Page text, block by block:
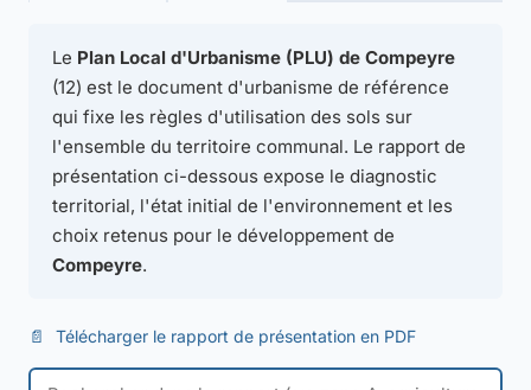
Le Plan Local d'Urbanisme (PLU) de Compeyre
(12) est le document d'urbanisme de référence
qui fixe les règles d'utilisation des sols sur
l'ensemble du territoire communal. Le rapport de
présentation ci-dessous expose le diagnostic
territorial, l'état initial de l'environnement et les
choix retenus pour le développement de
Compeyre.
📄 Télécharger le rapport de présentation en PDF